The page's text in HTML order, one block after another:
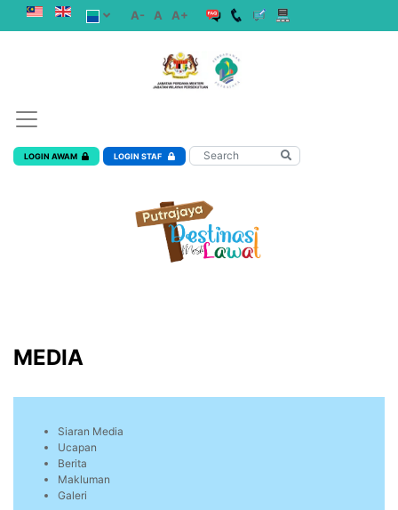
A- A A+
LOGIN AWAM LOGIN STAF
MEDIA
Siaran Media
Ucapan
Berita
Makluman
Galeri